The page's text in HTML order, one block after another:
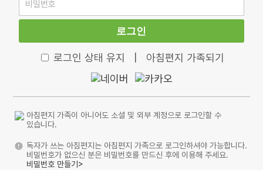
로그인
로그인 상태 유지 아침편지 가족되기
아침편지 가족이 아니어도 소셜 및 외부 계정으로 로그인할 수
있습니다.
독자가 쓰는 아침편지는 아침편지 가족으로 로그인하셔야 가능합니다.
비밀번호가 없으신 분은 비밀번호를 만드신 후에 이용해 주세요.
비밀번호 만들기>